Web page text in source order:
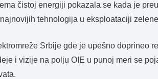
čistoj energiji pokazala se kada je
tehnologija u eksploataciji
Srbije gde je upešno doprineo
i vizije na polju OIE u punoj meri se